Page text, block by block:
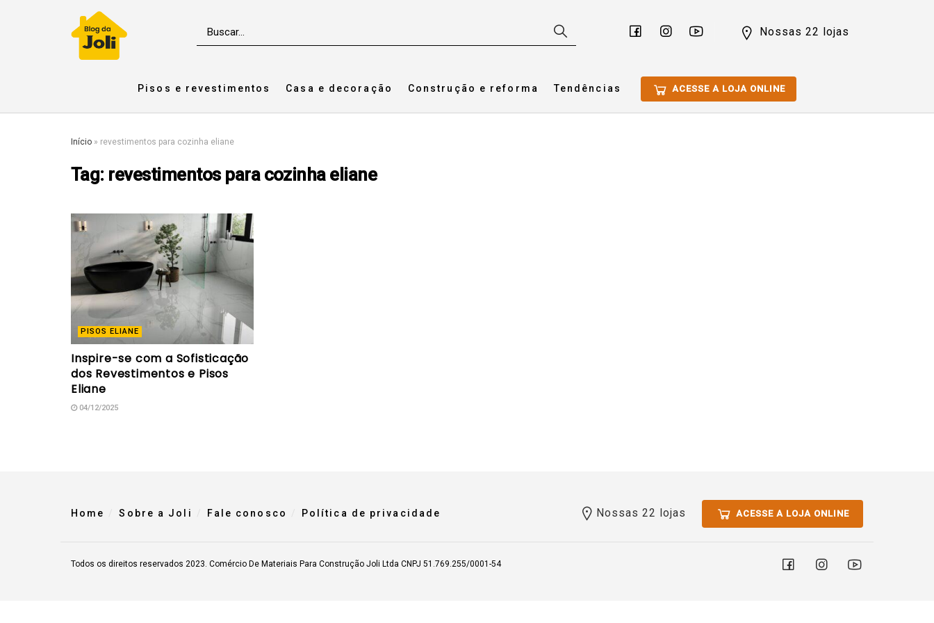
Nossas 22 lojas
Pisos e revestimentos Casa e decoração Construção e reforma Tendências ACESSE A LOJA ONLINE
Início » revestimentos para cozinha eliane
Tag: revestimentos para cozinha eliane
PISOS ELIANE
Inspire-se com a Sofisticação
dos Revestimentos e Pisos
Eliane
04/12/2025
Home Sobre a Joli Fale conosco Política de privacidade Nossas 22 lojas ACESSE A LOJA ONLINE
Todos os direitos reservados 2023. Comércio De Materiais Para Construção Joli Ltda CNPJ 51.769.255/0001-54